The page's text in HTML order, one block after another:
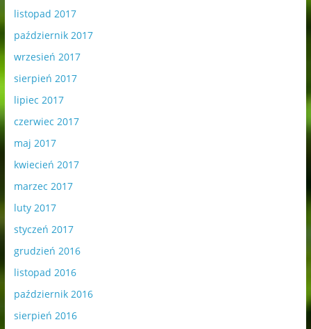
listopad 2017
październik 2017
wrzesień 2017
sierpień 2017
lipiec 2017
czerwiec 2017
maj 2017
kwiecień 2017
marzec 2017
luty 2017
styczeń 2017
grudzień 2016
listopad 2016
październik 2016
sierpień 2016